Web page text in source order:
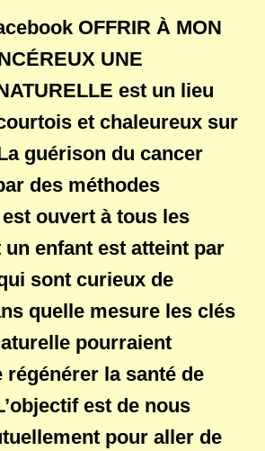
OFFRIR À MON
UNE
est un lieu
et chaleureux sur
guérison du cancer
des méthodes
ouvert à tous les
enfant est atteint par
sont curieux de
quelle mesure les clés
pourraient
régénérer la santé de
est de nous
pour aller de